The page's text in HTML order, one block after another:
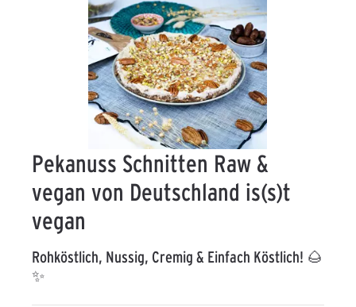
Pekanuss Schnitten Raw &
vegan von Deutschland is(s)t
vegan
Rohköstlich, Nussig, Cremig & Einfach Köstlich! 🌰
✨